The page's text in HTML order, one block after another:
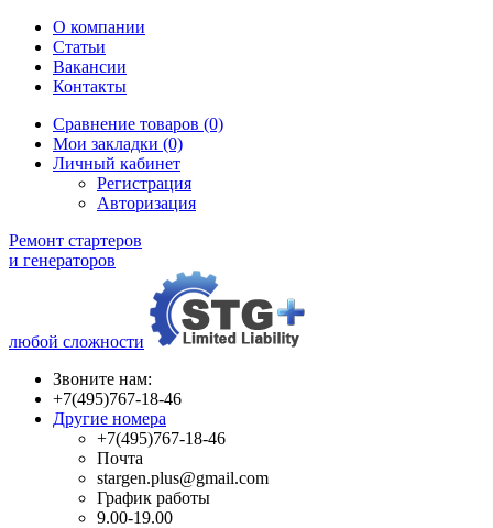
О компании
Статьи
Вакансии
Контакты
Сравнение товаров (0)
Мои закладки (0)
Личный кабинет
Регистрация
Авторизация
Ремонт стартеров
и генераторов
любой сложности
Звоните нам:
+7(495)767-18-46
Другие номера
+7(495)767-18-46
Почта
stargen.plus@gmail.com
График работы
9.00-19.00